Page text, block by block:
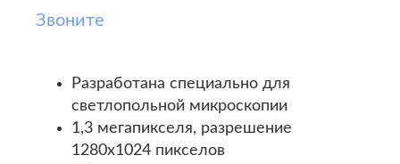
Звоните
Разработана специально для
светлопольной микроскопии
1,3 мегапикселя, разрешение
1280x1024 пикселов